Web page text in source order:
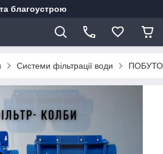
благоустрою
Системи фільтрації води